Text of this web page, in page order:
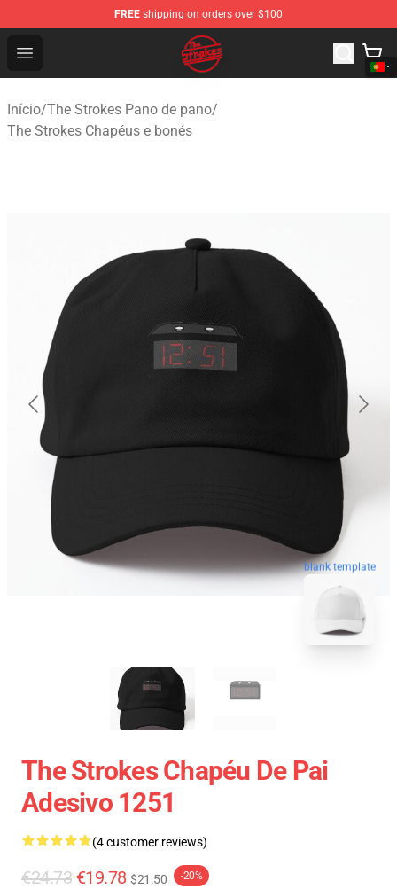
FREE shipping on orders over $100
Open menu
The Strokes Shop - Official The Strokes Merchandise
Início/The Strokes Pano de pano/
The Strokes Chapéus e bonés
blank template
The Strokes Chapéu De Pai
Adesivo 1251
(4 customer reviews)
€24.73 €19.78 $21.50 -20%